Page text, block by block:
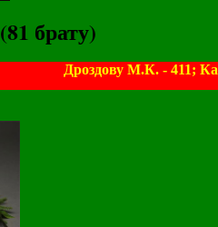
(81 брату)
Дроздову М.К. - 411;